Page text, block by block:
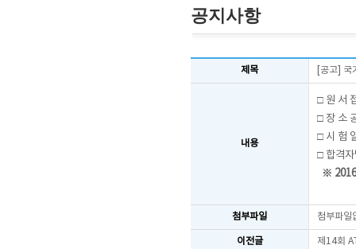
공지사항
제목 [공고]
내용
□ 원 서
□ 장 소
□ 시 험
□ 합격
※ 2016
첨부파일 첨부파일
이전글 제14회